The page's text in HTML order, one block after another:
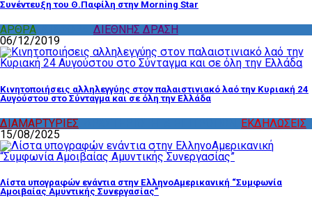
Συνέντευξη του Θ.Παφίλη στην Morning Star
ΑΡΘΡΑ
ΔΙΕΘΝΗΣ ΔΡΑΣΗ
06/12/2019
Κινητοποιήσεις αλληλεγγύης στον παλαιστινιακό λαό την Κυριακή 24
Αυγούστου στο Σύνταγμα και σε όλη την Ελλάδα
ΔΙΑΜΑΡΤΥΡΙΕΣ
ΕΚΔΗΛΩΣΕΙΣ
15/08/2025
Λίστα υπογραφών ενάντια στην ΕλληνοΑμερικανική “Συμφωνία
Αμοιβαίας Αμυντικής Συνεργασίας”